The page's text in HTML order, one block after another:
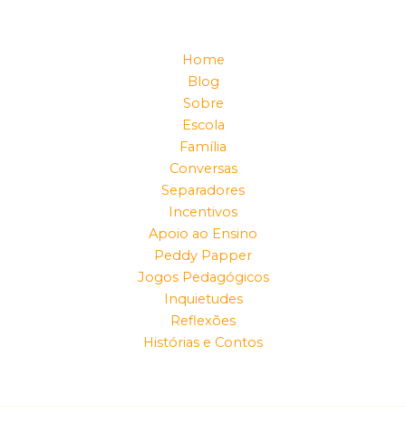
Home
Blog
Sobre
Escola
Família
Conversas
Separadores
Incentivos
Apoio ao Ensino
Peddy Papper
Jogos Pedagógicos
Inquietudes
Reflexões
Histórias e Contos